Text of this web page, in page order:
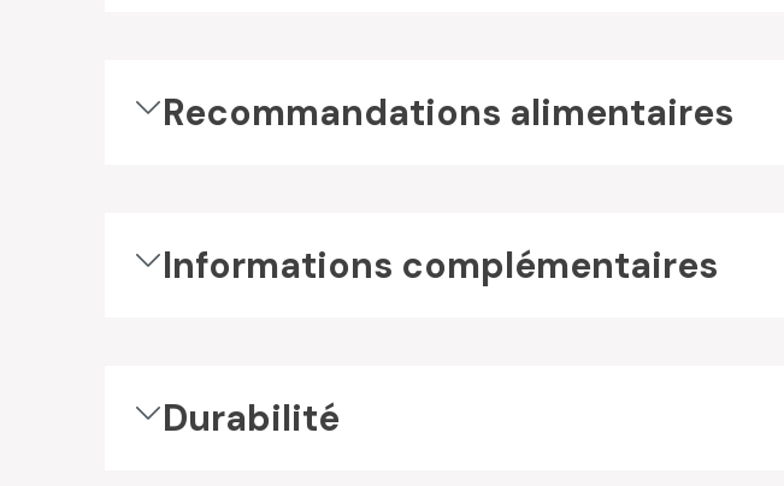
Recommandations alimentaires
Informations complémentaires
Durabilité